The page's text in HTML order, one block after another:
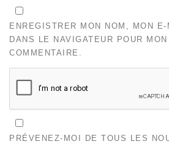
ENREGISTRER MON NOM, MON
DANS LE NAVIGATEUR POUR MON
COMMENTAIRE.
PRÉVENEZ-MOI DE TOUS LES